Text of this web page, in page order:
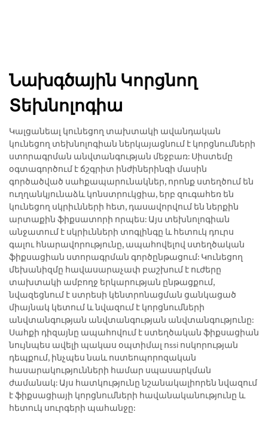
Նախգծային Կորցնող
Տեխնոլոգիա
Կալցանեալ կունեցող տախտակի ավանդական
կունեցող տեխնոլոգիան ներկայացնում է կորցնումների
ստորագրման անվտանգության մեջբառ: Սիստեմը
օգտագործում է ճշգրիտ ինժիներինգի մասին
գործածված սահքապարունակներ, որոնք ստեղծում են
ուղղանկյունաձև կոնստրուկցիա, երբ զուգահեռ են
կունեցող սկրիւնների հետ, դասավորվում են ներքին
արտաքին ֆիքսատորի որպես: Այս տեխնոլոգիան
անջատում է սկրիւնների տոգլինգը և հետուկ դուրս
գալու հնարավորությունը, ապահովելով ստեղծական
ֆիքսացիան ստորագրման գործընթացում: Կունեցող
մեխանիզմը հավասարաչափ բաշխում է ուժերը
տախտակի ամբողջ երկարության ընթացքում,
նվազեցնում է ստրեսի կենտրոնացման ցանկացած
միայնակ կետում և նվազում է կորցնումների
անվտանգության անվտանգության անվտանգությունը:
Սահքի դիզայնը ապահովում է ստեղծական ֆիքսացիան
նույնպես ավելի պակաս օպտիմալ ոssi ոսկորության
դեպքում, ինչպես նաև ոստեոպորոզական
հասարակությունների համար սպասարկման
ժամանակ: Այս հատկությունը նշանակալիորեն նվազում
է ֆիքսացիայի կորցնումների հավանականությունը և
հետուկ սուրգերի պահանջը: